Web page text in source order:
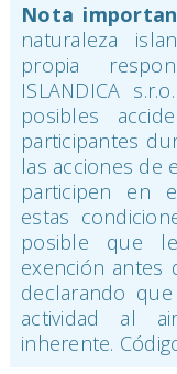
Nota
naturaleza
propia
ISLANDICA
posibles
participantes
las acciones de
participen en
estas
posible que
exención antes
declarando
actividad al
inherente.